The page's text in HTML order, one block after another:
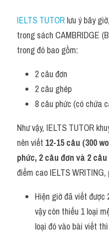
Writing
Reading
Vocabulary
IELTS TUTOR lưu ý bây
trong sách CAMBRIDGE
trong đó bao gồm:
2 câu đơn
2 câu ghép
8 câu phức (có chứa
Như vậy, IELTS TUTOR
nên viết 12-15 câu (300
phức, 2 câu đơn và 2
điểm cao IELTS
Hiện giờ đã viết được
vậy còn thiếu 1 loại
loại đó vào bài viết